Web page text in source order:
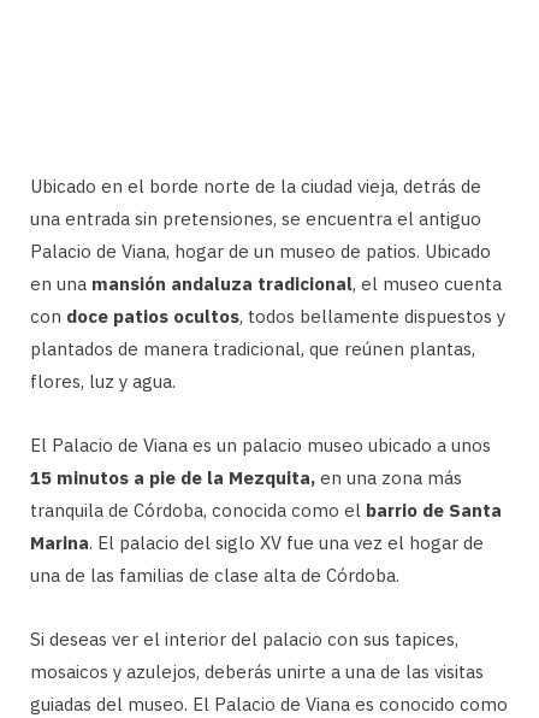
Ubicado en el borde norte de la ciudad vieja, detrás de
una entrada sin pretensiones, se encuentra el antiguo
Palacio de Viana, hogar de un museo de patios. Ubicado
en una mansión andaluza tradicional, el museo cuenta
con doce patios ocultos, todos bellamente dispuestos y
plantados de manera tradicional, que reúnen plantas,
flores, luz y agua.
El Palacio de Viana es un palacio museo ubicado a unos
15 minutos a pie de la Mezquita, en una zona más
tranquila de Córdoba, conocida como el barrio de Santa
Marina. El palacio del siglo XV fue una vez el hogar de
una de las familias de clase alta de Córdoba.
Si deseas ver el interior del palacio con sus tapices,
mosaicos y azulejos, deberás unirte a una de las visitas
guiadas del museo. El Palacio de Viana es conocido como